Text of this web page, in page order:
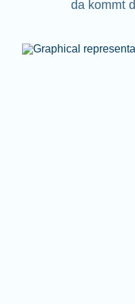
da kommt